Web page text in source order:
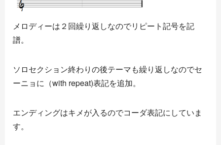
メロディーは２回繰り返しなのでリピート記号を記
譜。
ソロセクション終わりの後テーマも繰り返しなのでセ
ーニョに（with repeat)表記を追加。
エンディングはキメが入るのでコーダ表記にしていま
す。